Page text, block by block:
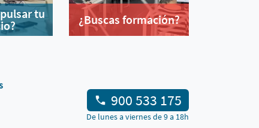
tu
¿Buscas formación?
900 533 175
De lunes a viernes de 9 a 18h